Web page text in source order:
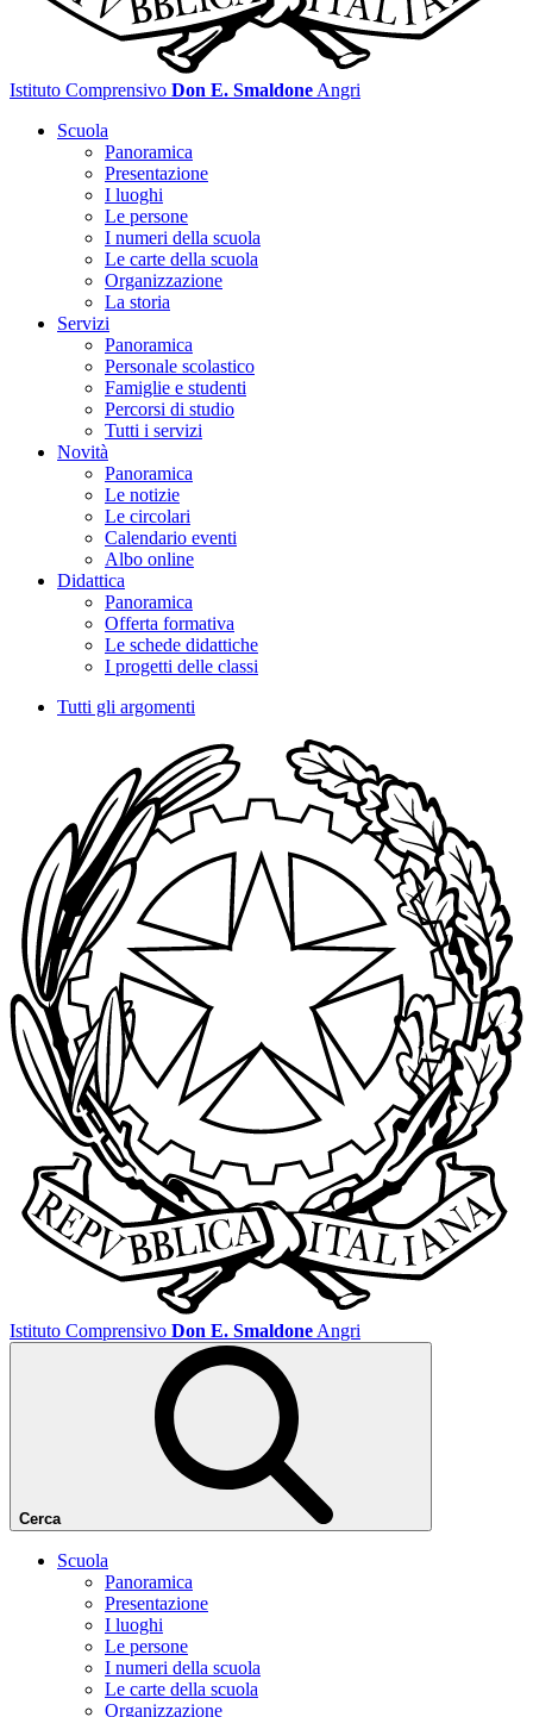
Istituto Comprensivo Don E. Smaldone Angri
Scuola
Panoramica
Presentazione
I luoghi
Le persone
I numeri della scuola
Le carte della scuola
Organizzazione
La storia
Servizi
Panoramica
Personale scolastico
Famiglie e studenti
Percorsi di studio
Tutti i servizi
Novità
Panoramica
Le notizie
Le circolari
Calendario eventi
Albo online
Didattica
Panoramica
Offerta formativa
Le schede didattiche
I progetti delle classi
Tutti gli argomenti
Istituto Comprensivo Don E. Smaldone Angri
Cerca
Scuola
Panoramica
Presentazione
I luoghi
Le persone
I numeri della scuola
Le carte della scuola
Organizzazione